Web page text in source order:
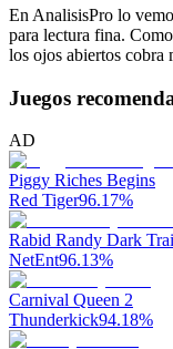
En AnalisisPro lo
para lectura fina.
los ojos abiertos cobra
Juegos
AD
Piggy Riches Begins
Red Tiger96.17%
Rabid Randy Dark
NetEnt96.13%
Carnival Queen 2
Thunderkick94.18%